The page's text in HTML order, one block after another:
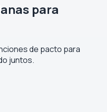
para
de pacto para
juntos.